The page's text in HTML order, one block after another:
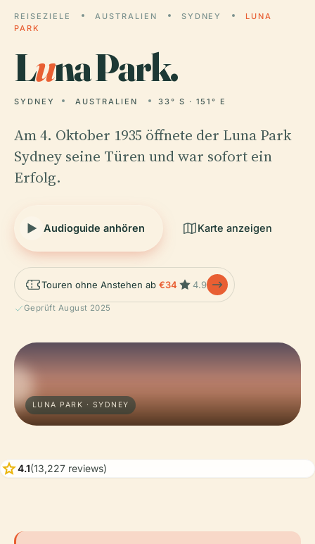
REISEZIELE AUSTRALIEN SYDNEY
LUNA
PARK
Luna Park.
SYDNEY AUSTRALIEN 33° S · 151° E
Am 4. Oktober 1935 öffnete der Luna Park
Sydney seine Türen und war sofort ein
Erfolg.
Audioguide anhören Karte anzeigen
Touren ohne Anstehen ab €34 4.9
Geprüft August 2025
LUNA PARK · SYDNEY
star4.1(13,227 reviews)